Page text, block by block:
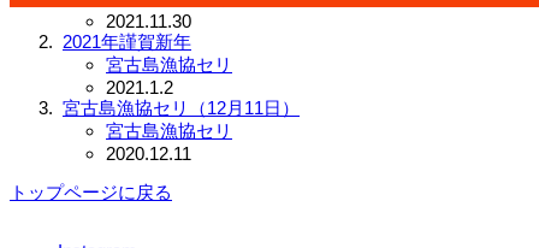
2021.11.30
2021年謹賀新年
宮古島漁協セリ
2021.1.2
宮古島漁協セリ（12月11日）
宮古島漁協セリ
2020.12.11
トップページに戻る